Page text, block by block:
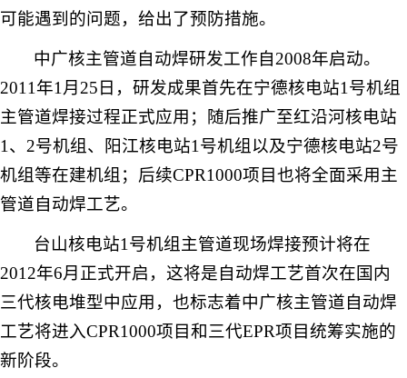
可能遇到的问题，给出了预防措施。
中广核主管道自动焊研发工作自2008年启动。
2011年1 月 25 日，研发成果首先在宁德核电站1 号机组
主管道焊接过程正式应用；随后推广至红沿河核电站
1 、 2号机组、阳江核电站1 号机组以及宁德核电站2号
机组等在建机组；后续CPR1000项目也将全面采用主
管道自动焊工艺。
台山核电站1 号机组主管道现场焊接预计将在
2012年6月正式开启，这将是自动焊工艺首次在国内
三代核电堆型中应用，也标志着中广核主管道自动焊
工艺将进入CPR1000项目和三代EPR项目统筹实施的
新阶段。